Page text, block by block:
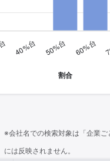
※会社名での検索対象は「企業
には反映されません。